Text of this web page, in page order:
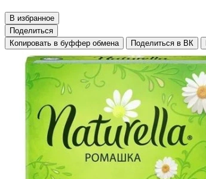
В избранное
Поделиться
Копировать в буффер обмена
Поделиться в ВК